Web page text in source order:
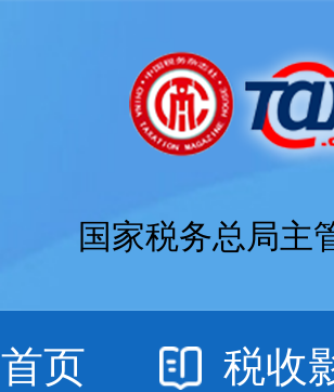
国家税务总局主
首页 税收